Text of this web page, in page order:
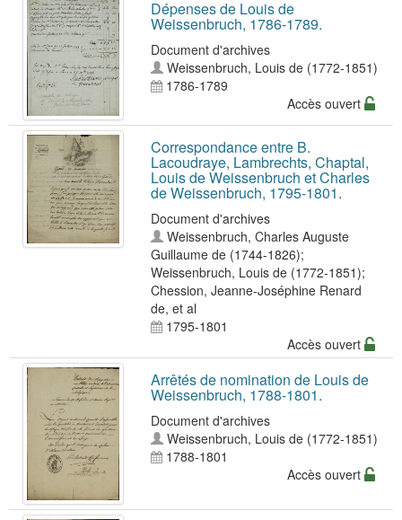
Dépenses de Louis de
Weissenbruch, 1786-1789.
Document d'archives
Weissenbruch, Louis de (1772-1851)
1786-1789
Accès ouvert
Correspondance entre B.
Lacoudraye, Lambrechts, Chaptal,
Louis de Weissenbruch et Charles
de Weissenbruch, 1795-1801.
Document d'archives
Weissenbruch, Charles Auguste
Guillaume de (1744-1826);
Weissenbruch, Louis de (1772-1851);
Chession, Jeanne-Joséphine Renard
de, et al
1795-1801
Accès ouvert
Arrêtés de nomination de Louis de
Weissenbruch, 1788-1801.
Document d'archives
Weissenbruch, Louis de (1772-1851)
1788-1801
Accès ouvert